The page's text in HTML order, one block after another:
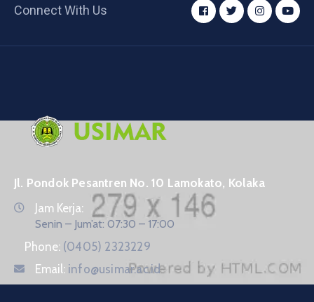
Connect With Us
Jl. Pondok Pesantren No. 10 Lamokato, Kolaka
Jam Kerja:
Senin – Jum’at: 07:30 – 17:00
Phone: (0405) 2323229
Email: info@usimar.ac.id